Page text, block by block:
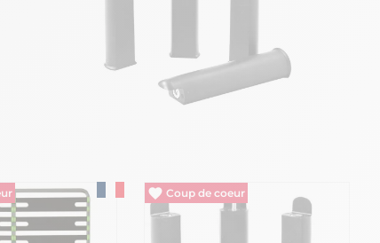
confidentialité, en garantissant la conformité avec les
Vide entrepôt